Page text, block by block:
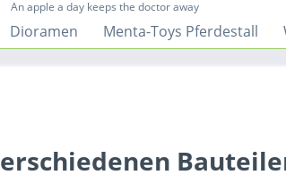
An apple a day keeps the doctor away
Dioramen Menta-Toys Pferdestall